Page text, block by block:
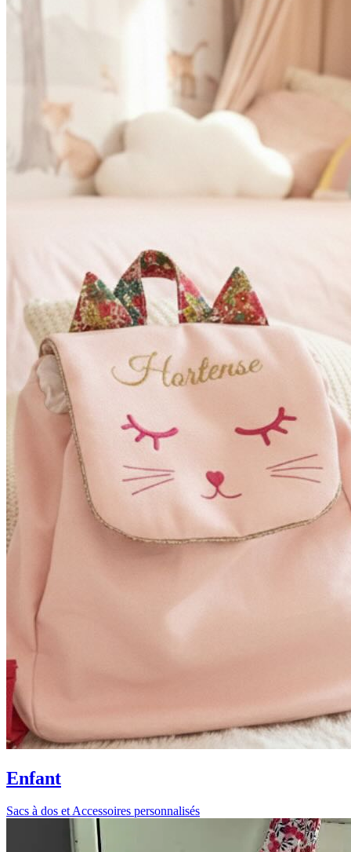
Enfant
Sacs à dos et Accessoires personnalisés